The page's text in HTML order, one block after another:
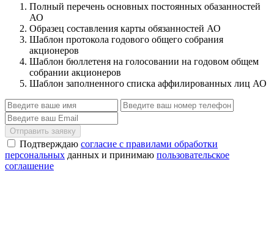
Полный перечень основных постоянных обазанностей
АО
Образец составления карты обязанностей АО
Шаблон протокола годового общего собрания
акционеров
Шаблон бюллетеня на голосовании на годовом общем
собрании акционеров
Шаблон заполненного списка аффилированных лиц АО
Отправить заявку
Подтверждаю согласие с правилами обработки
персональных данных и принимаю пользовательское
соглашение